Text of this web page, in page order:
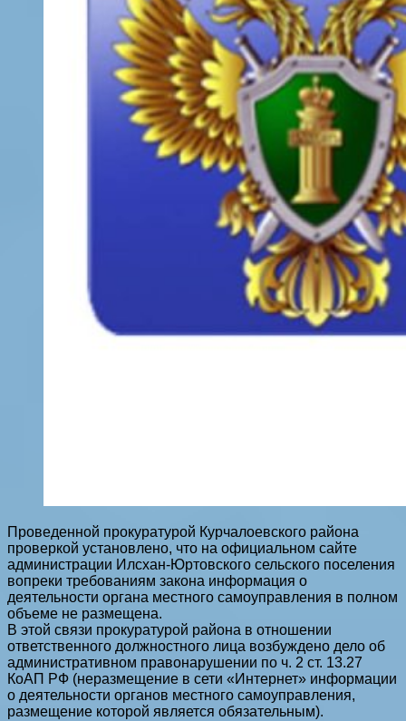
Проведенной прокуратурой Курчалоевского района
проверкой установлено, что на официальном сайте
администрации Илсхан-Юртовского сельского поселения
вопреки требованиям закона информация о
деятельности органа местного самоуправления в полном
объеме не размещена.
В этой связи прокуратурой района в отношении
ответственного должностного лица возбуждено дело об
административном правонарушении по ч. 2 ст. 13.27
КоАП РФ (неразмещение в сети «Интернет» информации
о деятельности органов местного самоуправления,
размещение которой является обязательным).